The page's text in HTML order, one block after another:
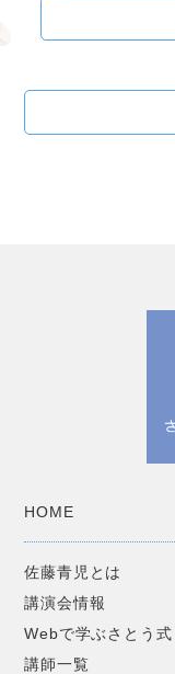
HOME
佐藤青児とは
講演会情報
Webで学ぶさとう式
講師一覧